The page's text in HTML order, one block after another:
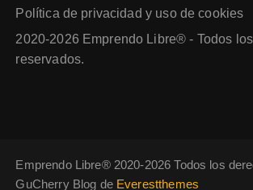
Política de privacidad y uso de cookies
2020-2026 Emprendo Libre® - Todos
reservados.
Emprendo Libre® 2020-2026 Todos los
GuCherry Blog de Everestthemes